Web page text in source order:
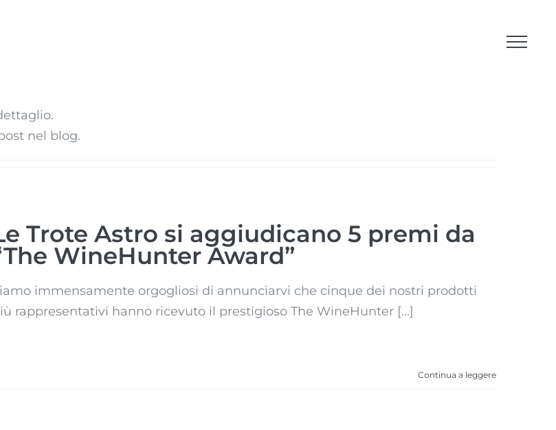
nel blog.
Trote Astro si aggiudicano 5 premi da
WineHunter Award”
immensamente orgogliosi di annunciarvi che cinque dei nostri prodotti
rappresentativi hanno ricevuto il prestigioso The WineHunter [...]
Continua a leggere